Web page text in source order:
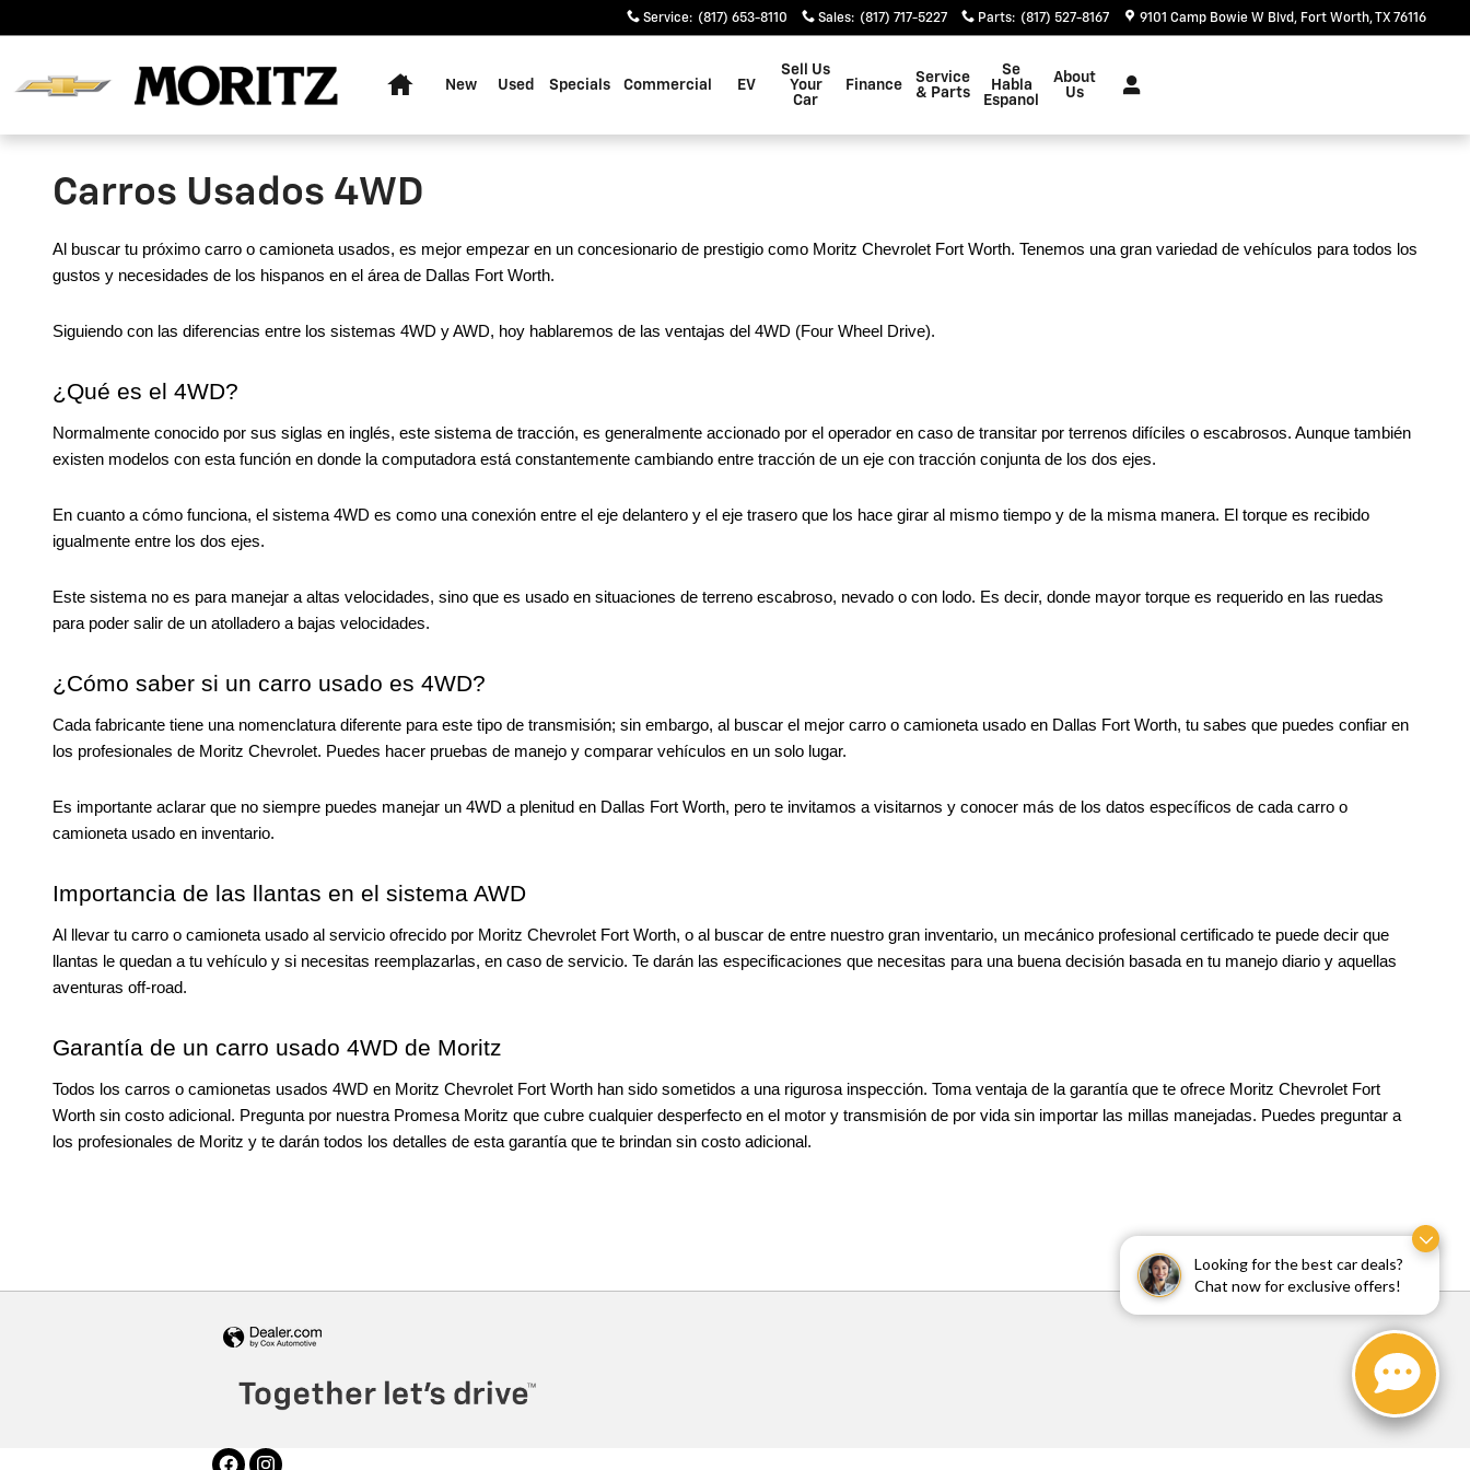
Looking for the best car deals?
Chat now for exclusive offers!
Service: (817) 653-8110 Sales: (817) 717-5227 Parts: (817) 527-8167 9101 Camp Bowie W Blvd Fort Worth,TX 76116
New Used Specials Commercial EV
Sell Us
Your
Car
Finance
Service
& Parts
Se
Habla
Espanol
About
Us
Carros Usados 4WD
Al buscar tu próximo carro o camioneta usados, es mejor empezar en un concesionario de prestigio como Moritz Chevrolet Fort Worth. Tenemos una gran variedad de vehículos para todos los
gustos y necesidades de los hispanos en el área de Dallas Fort Worth.
Siguiendo con las diferencias entre los sistemas 4WD y AWD, hoy hablaremos de las ventajas del 4WD (Four Wheel Drive).
¿Qué es el 4WD?
Normalmente conocido por sus siglas en inglés, este sistema de tracción, es generalmente accionado por el operador en caso de transitar por terrenos difíciles o escabrosos. Aunque también
existen modelos con esta función en donde la computadora está constantemente cambiando entre tracción de un eje con tracción conjunta de los dos ejes.
En cuanto a cómo funciona, el sistema 4WD es como una conexión entre el eje delantero y el eje trasero que los hace girar al mismo tiempo y de la misma manera. El torque es recibido
igualmente entre los dos ejes.
Este sistema no es para manejar a altas velocidades, sino que es usado en situaciones de terreno escabroso, nevado o con lodo. Es decir, donde mayor torque es requerido en las ruedas
para poder salir de un atolladero a bajas velocidades.
¿Cómo saber si un carro usado es 4WD?
Cada fabricante tiene una nomenclatura diferente para este tipo de transmisión; sin embargo, al buscar el mejor carro o camioneta usado en Dallas Fort Worth, tu sabes que puedes confiar en
los profesionales de Moritz Chevrolet. Puedes hacer pruebas de manejo y comparar vehículos en un solo lugar.
Es importante aclarar que no siempre puedes manejar un 4WD a plenitud en Dallas Fort Worth, pero te invitamos a visitarnos y conocer más de los datos específicos de cada carro o
camioneta usado en inventario.
Importancia de las llantas en el sistema AWD
Al llevar tu carro o camioneta usado al servicio ofrecido por Moritz Chevrolet Fort Worth, o al buscar de entre nuestro gran inventario, un mecánico profesional certificado te puede decir que
llantas le quedan a tu vehículo y si necesitas reemplazarlas, en caso de servicio. Te darán las especificaciones que necesitas para una buena decisión basada en tu manejo diario y aquellas
aventuras off-road.
Garantía de un carro usado 4WD de Moritz
Todos los carros o camionetas usados 4WD en Moritz Chevrolet Fort Worth han sido sometidos a una rigurosa inspección. Toma ventaja de la garantía que te ofrece Moritz Chevrolet Fort
Worth sin costo adicional. Pregunta por nuestra Promesa Moritz que cubre cualquier desperfecto en el motor y transmisión de por vida sin importar las millas manejadas. Puedes preguntar a
los profesionales de Moritz y te darán todos los detalles de esta garantía que te brindan sin costo adicional.